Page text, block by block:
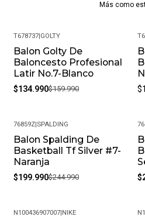
Más como
-16%
T678737|GOLTY
Balon Golty De
Baloncesto Profesional
Latir No.7-Blanco
$134.990$159.990
-18%
76859Z|SPALDING
Balon Spalding De
Basketball Tf Silver #7-
Naranja
$199.990$244.990
N100436907007|NIKE